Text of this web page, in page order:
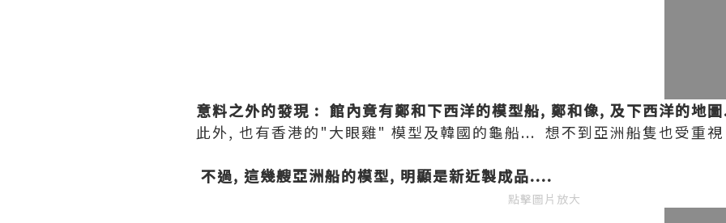
意料之外的發現 : 館內竟有鄭和下西洋的模型船, 鄭和像, 及下西洋的地
此外, 也有香港的"大眼雞" 模型及韓國的龜船... 想不到亞洲船隻也受重
不過, 這幾艘亞洲船的模型, 明顯是新近製成品....
點擊圖片放大